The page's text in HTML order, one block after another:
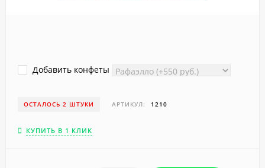
Добавить конфеты
ОСТАЛОСЬ 2 ШТУКИ АРТИКУЛ: 1210
КУПИТЬ В 1 КЛИК